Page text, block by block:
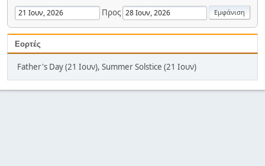
Προς
Εορτές
Father's Day (21 Ιουν), Summer Solstice (21 Ιουν)